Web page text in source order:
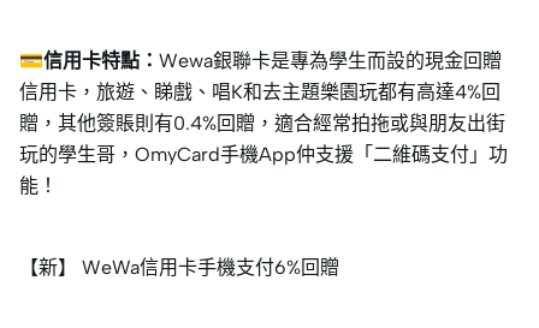
💳信用卡特點： Wewa銀聯卡是專為學生而設的現金回贈
信用卡，旅遊、睇戲、唱K和去主題樂園玩都有高達4%回
贈，其他簽賬則有0.4%回贈，適合經常拍拖或與朋友出街
玩的學生哥，OmyCard手機App仲支援「二維碼支付」功
能！
【新】 WeWa信用卡手機支付6%回贈